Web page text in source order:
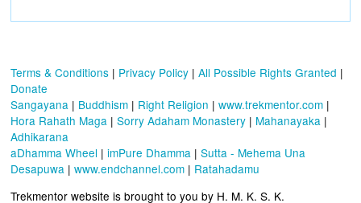
Terms & Conditions | Privacy Policy | All Possible Rights Granted |
Donate
Sangayana | Buddhism | Right Religion | www.trekmentor.com |
Hora Rahath Maga | Sorry Adaham Monastery | Mahanayaka |
Adhikarana
aDhamma Wheel | imPure Dhamma | Sutta - Mehema Una
Desapuwa | www.endchannel.com | Ratahadamu
Trekmentor website is brought to you by H. M. K. S. K.